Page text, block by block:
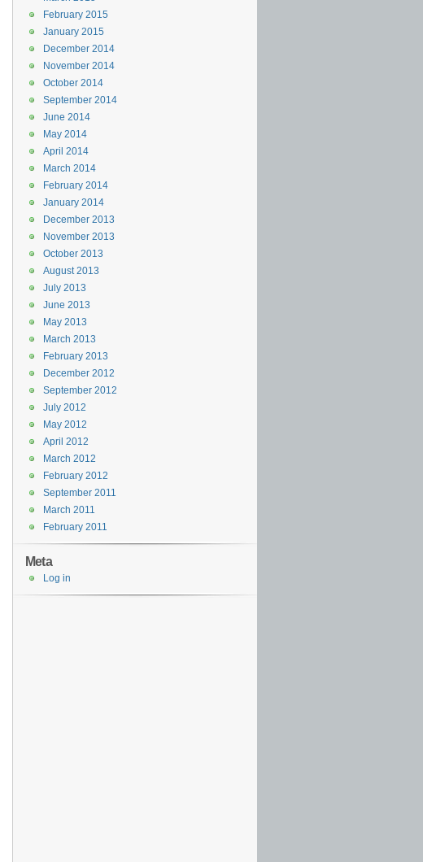
February 2015
January 2015
December 2014
November 2014
October 2014
September 2014
June 2014
May 2014
April 2014
March 2014
February 2014
January 2014
December 2013
November 2013
October 2013
August 2013
July 2013
June 2013
May 2013
March 2013
February 2013
December 2012
September 2012
July 2012
May 2012
April 2012
March 2012
February 2012
September 2011
March 2011
February 2011
Meta
Log in